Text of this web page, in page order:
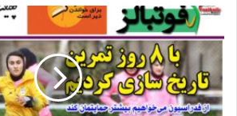
نوشته های مشابه
چالش هاى ليست جدید
زنان